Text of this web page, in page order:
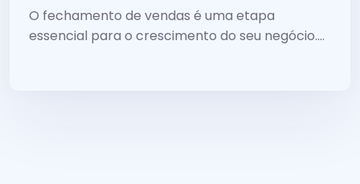
O fechamento de vendas é uma etapa
essencial para o crescimento do seu negócio.